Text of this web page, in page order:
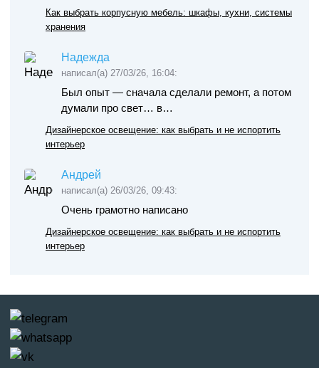
Как выбрать корпусную мебель: шкафы, кухни, системы
хранения
Надежда
написал(а) 27/03/26, 16:04:
Был опыт — сначала сделали ремонт, а потом
думали про свет… в…
Дизайнерское освещение: как выбрать и не испортить
интерьер
Андрей
написал(а) 26/03/26, 09:43:
Очень грамотно написано
Дизайнерское освещение: как выбрать и не испортить
интерьер